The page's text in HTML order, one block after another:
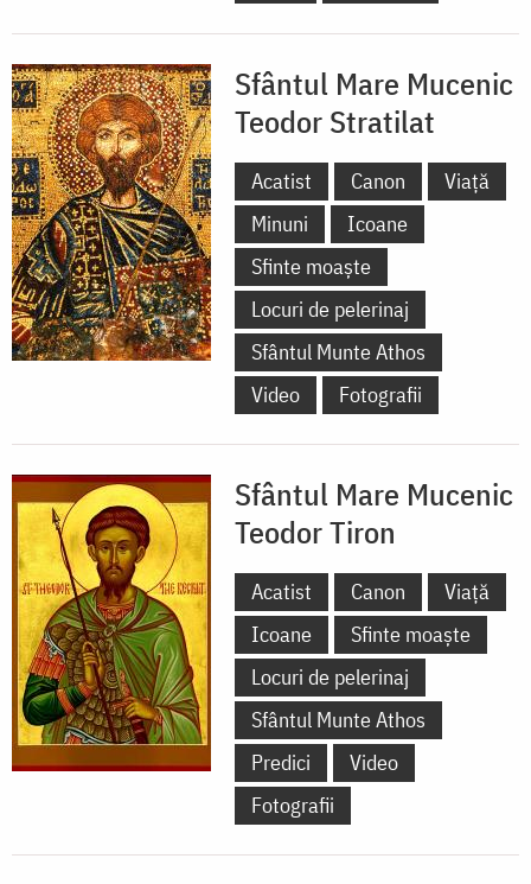
Sfântul Mare Mucenic
Teodor Stratilat
Acatist Canon
Viață
Minuni
Icoane
Sfinte moaște
Locuri de pelerinaj
Sfântul Munte Athos
Video
Fotografii
Sfântul Mare Mucenic
Teodor Tiron
Acatist Canon
Viață
Icoane
Sfinte moaște
Locuri de pelerinaj
Sfântul Munte Athos
Predici
Video
Fotografii